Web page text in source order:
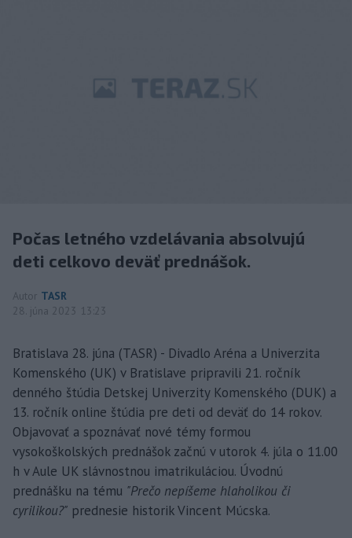
Počas letného vzdelávania absolvujú
deti celkovo deväť prednášok.
Autor TASR
28. júna 2023 13:23
Bratislava 28. júna (TASR) - Divadlo Aréna a Univerzita
Komenského (UK) v Bratislave pripravili 21. ročník
denného štúdia Detskej Univerzity Komenského (DUK) a
13. ročník online štúdia pre deti od deväť do 14 rokov.
Objavovať a spoznávať nové témy formou
vysokoškolských prednášok začnú v utorok 4. júla o 11.00
h v Aule UK slávnostnou imatrikuláciou. Úvodnú
prednášku na tému "Prečo nepíšeme hlaholikou či
cyrilikou?" prednesie historik Vincent Múcska.